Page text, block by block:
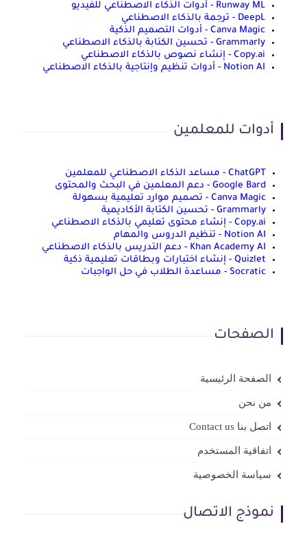
Runway ML - أدوات الذكاء الاصطناعي للفيديو
DeepL - ترجمة بالذكاء الاصطناعي
Canva Magic - أدوات التصميم الذكية
Grammarly - تحسين الكتابة بالذكاء الاصطناعي
Copy.ai - إنشاء نصوص بالذكاء الاصطناعي
Notion AI - أدوات تنظيم وإنتاجية بالذكاء الاصطناعي
أدوات للمعلمين
ChatGPT - مساعد الذكاء الاصطناعي للمعلمين
Google Bard - دعم المعلمين في البحث والمحتوى
Canva Magic - تصميم موارد تعليمية بسهولة
Grammarly - تحسين الكتابة الأكاديمية
Copy.ai - إنشاء محتوى تعليمي بالذكاء الاصطناعي
Notion AI - تنظيم الدروس والمهام
Khan Academy AI - دعم التدريس بالذكاء الاصطناعي
Quizlet - إنشاء اختبارات وبطاقات تعليمية ذكية
Socratic - مساعدة الطلاب في حل الواجبات
الصفحات
الصفحة الرئيسية
من نحن
اتصل بنا Contact us
اتفاقية المستخدم
سياسة الخصوصية
نموذج الاتصال